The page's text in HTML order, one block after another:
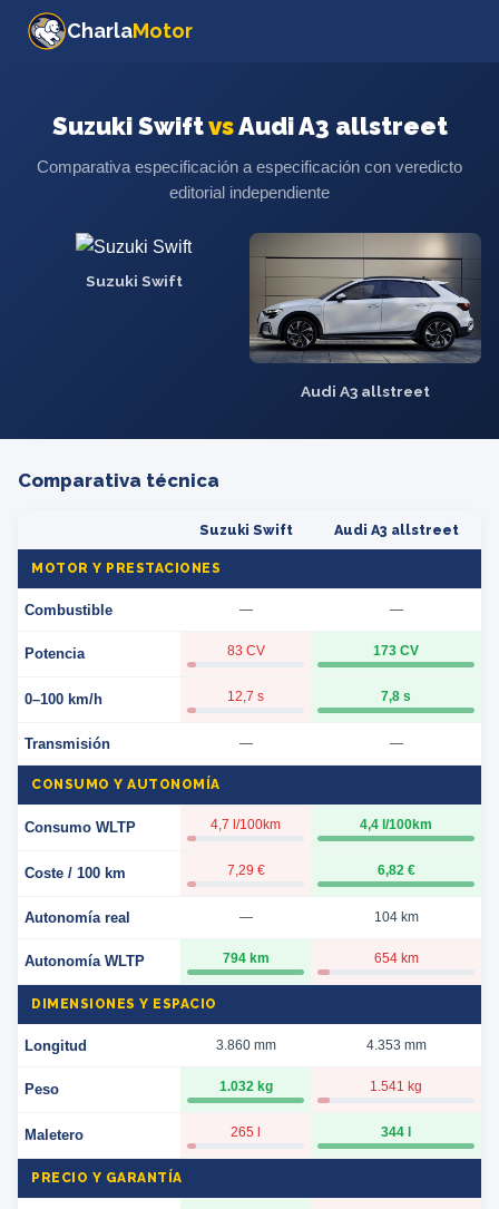
CharlaMotor
Suzuki SwiftvsAudi A3 allstreet
Comparativa especificación a especificación con veredicto
editorial independiente
Suzuki Swift
Audi A3 allstreet
Comparativa técnica
Suzuki Swift Audi A3 allstreet
MOTOR Y PRESTACIONES
Combustible — —
Potencia 83 CV 173 CV
0–100 km/h 12,7 s 7,8 s
Transmisión — —
CONSUMO Y AUTONOMÍA
Consumo WLTP 4,7 l/100km 4,4 l/100km
Coste / 100 km 7,29 € 6,82 €
Autonomía real — 104 km
Autonomía WLTP 794 km 654 km
DIMENSIONES Y ESPACIO
Longitud 3.860 mm 4.353 mm
Peso 1.032 kg 1.541 kg
Maletero 265 l 344 l
PRECIO Y GARANTÍA